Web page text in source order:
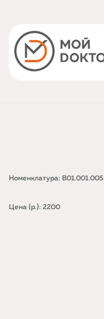
Перейти
содержимому
Номенклатура: B01.001.005
Цена (р.): 2200